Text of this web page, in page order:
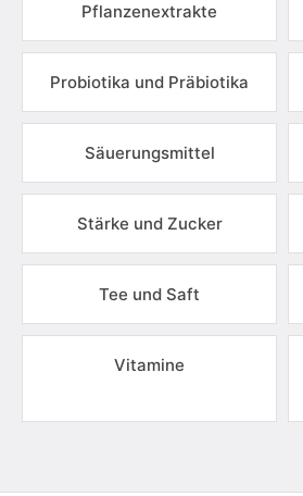
Pflanzenextrakte
Probiotika und Präbiotika
Säuerungsmittel
Stärke und Zucker
Tee und Saft
Vitamine